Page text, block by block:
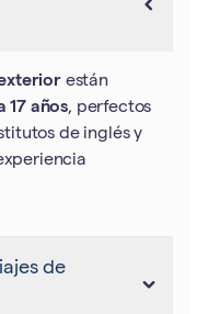
están
17 años, perfectos
de inglés y
de